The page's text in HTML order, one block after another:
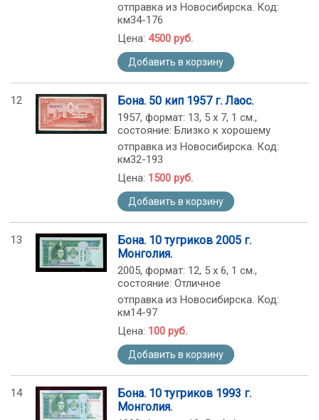
отправка из Новосибирска. Код:
км34-176
Цена: 4500 руб.
Добавить в корзину
12 Бона. 50 кип 1957 г. Лаос.
1957, формат: 13, 5 х 7, 1 см.,
состояние: Близко к хорошему
отправка из Новосибирска. Код:
км32-193
Цена: 1500 руб.
Добавить в корзину
13
Бона. 10 тугриков 2005 г.
Монголия.
2005, формат: 12, 5 х 6, 1 см.,
состояние: Отличное
отправка из Новосибирска. Код:
км14-97
Цена: 100 руб.
Добавить в корзину
14
Бона. 10 тугриков 1993 г.
Монголия.